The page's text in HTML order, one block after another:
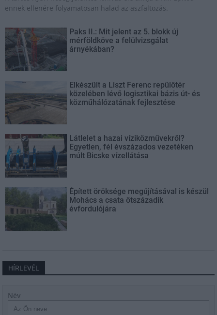
ennek ellenére folyamatosan halad az aszfaltozás.
Paks II.: Mit jelent az 5. blokk új
mérföldköve a felülvizsgálat
árnyékában?
Elkészült a Liszt Ferenc repülőtér
közelében lévő logisztikai bázis út- és
közműhálózatának fejlesztése
Látlelet a hazai víziközművekről?
Egyetlen, fél évszázados vezetéken
múlt Bicske vízellátása
Épített öröksége megújításával is készül
Mohács a csata ötszázadik
évfordulójára
HÍRLEVÉL
Név